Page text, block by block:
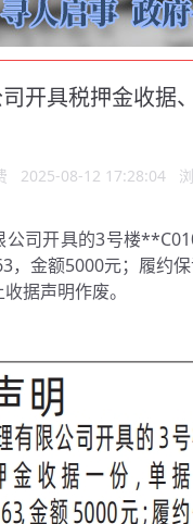
开具税押金收据
2025-08-12 17:28:04
司开具的3号楼
，金额5000元；履约
据声明作废。